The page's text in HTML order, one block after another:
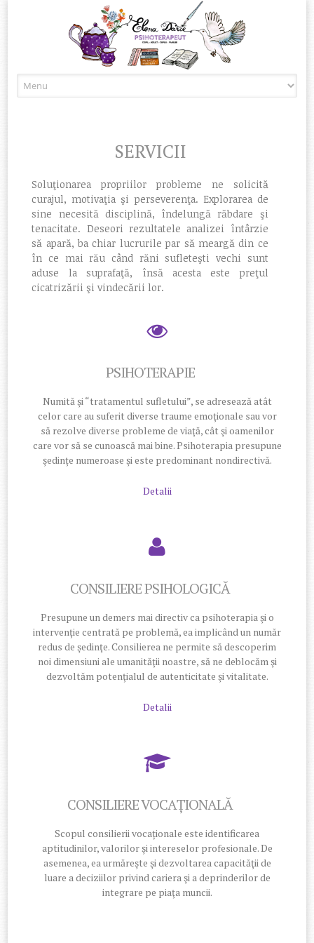
SERVICII
Soluţionarea propriilor probleme ne solicită
curajul, motivaţia şi perseverenţa. Explorarea de
sine necesită disciplină, îndelungă răbdare şi
tenacitate. Deseori rezultatele analizei întârzie
să apară, ba chiar lucrurile par să meargă din ce
în ce mai rău când răni sufleteşti vechi sunt
aduse la suprafaţă, însă acesta este preţul
cicatrizării şi vindecării lor.
PSIHOTERAPIE
Numită şi “tratamentul sufletului”, se adresează atât
celor care au suferit diverse traume emoţionale sau vor
să rezolve diverse probleme de viaţă, cât şi oamenilor
care vor să se cunoască mai bine. Psihoterapia presupune
şedinţe numeroase şi este predominant nondirectivă.
Detalii
CONSILIERE PSIHOLOGICĂ
Presupune un demers mai directiv ca psihoterapia şi o
intervenţie centrată pe problemă, ea implicând un număr
redus de şedinţe. Consilierea ne permite să descoperim
noi dimensiuni ale umanităţii noastre, să ne deblocăm şi
dezvoltăm potenţialul de autenticitate şi vitalitate.
Detalii
CONSILIERE VOCAȚIONALĂ
Scopul consilierii vocaționale este identificarea
aptitudinilor, valorilor şi intereselor profesionale. De
asemenea, ea urmăreşte şi dezvoltarea capacităţii de
luare a deciziilor privind cariera şi a deprinderilor de
integrare pe piaţa muncii.